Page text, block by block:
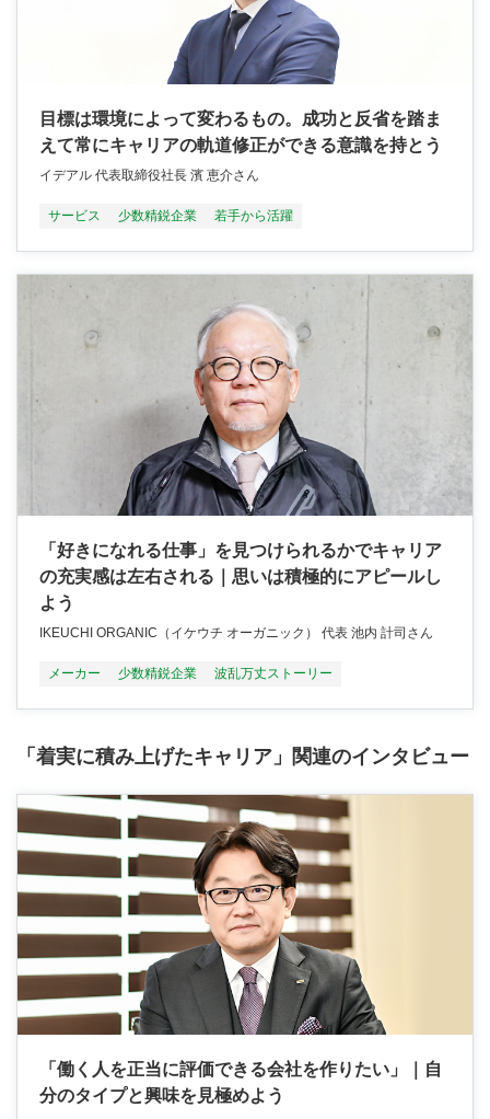
目標は環境によって変わるもの。成功と反省を踏ま
えて常にキャリアの軌道修正ができる意識を持とう
イデアル 代表取締役社長 濱 恵介さん
サービス 少数精鋭企業 若手から活躍
「好きになれる仕事」を見つけられるかでキャリア
の充実感は左右される｜思いは積極的にアピールし
よう
IKEUCHI ORGANIC（イケウチ オーガニック） 代表 池内 計司さん
メーカー 少数精鋭企業 波乱万丈ストーリー
「着実に積み上げたキャリア」関連のインタビュー
「働く人を正当に評価できる会社を作りたい」｜自
分のタイプと興味を見極めよう